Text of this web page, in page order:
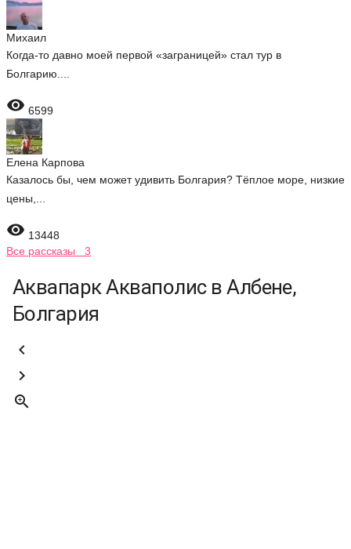
Михаил
Когда-то давно моей первой «заграницей» стал тур в
Болгарию....
 6599
Елена Карпова
Казалось бы, чем может удивить Болгария? Тёплое море, низкие
цены,...
 13448
Все рассказы 3
Аквапарк Акваполис в Албене,
Болгария


